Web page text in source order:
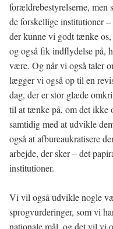
forældrebestyrelserne, men
de forskellige institutioner
der kunne vi godt tænke
og også fik indflydelse på,
være. Og når vi også taler
lægger vi også op til en
dag, der er stor glæde
til at tænke på, om det ikke
samtidig med at udvikle
også at afbureaukratisere
arbejde, der sker – det
institutioner.
Vi vil også udvikle nogle
sprogvurderinger, som vi
nationale mål, og det vil vi